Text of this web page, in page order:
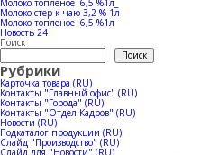
Молочная продукция
Мороженое
Horeca
Ферма
Стадо
Производство
Производство молока
Новости
Молоко топленое 6,5 %1л_
Молоко стер к чаю 3,2 % 1л
Молоко топленое 6,5 %1л
Новость 24
Поиск
Поиск
Рубрики
Карточка товара (RU)
Контакты "Главный офис" (RU)
Контакты "Города" (RU)
Контакты "Отдел Кадров" (RU)
Новости (RU)
Подкаталог продукции (RU)
Слайд "Производство" (RU)
Слайд для "Новости" (RU)